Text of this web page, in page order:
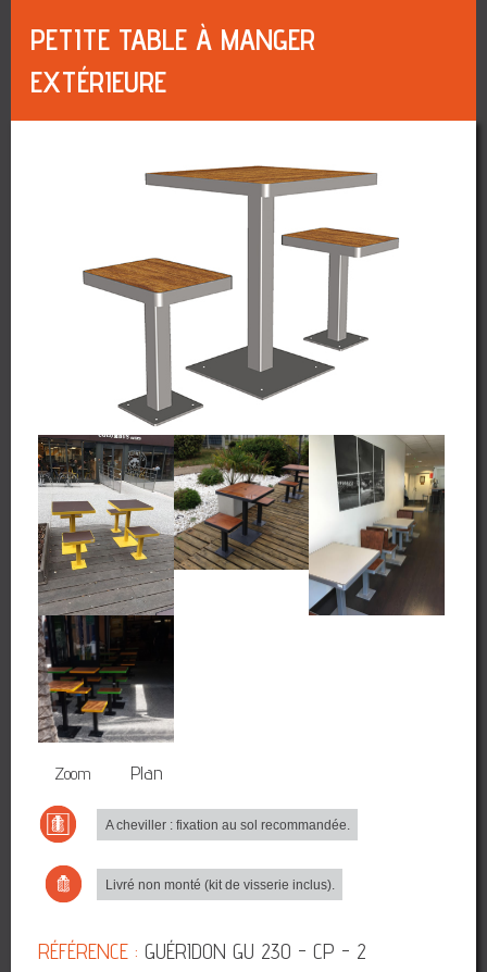
PETITE TABLE À MANGER
EXTÉRIEURE
Zoom 3D
Plan
A cheviller : fixation au sol recommandée.
Livré non monté (kit de visserie inclus).
RÉFÉRENCE : GUÉRIDON GU 230 - CP - 2